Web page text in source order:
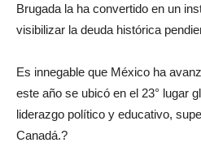
Brugada la ha convertido en un
visibilizar la deuda histórica
Es innegable que México ha
este año se ubicó en el 23° lugar
liderazgo político y educativo,
Canadá.?